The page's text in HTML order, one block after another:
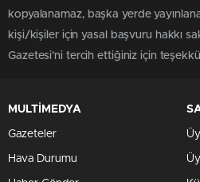
kopyalanamaz, başka yerde
kişi/kişiler için yasal başvuru hakkı
Gazetesi’ni tercih ettiğiniz için
MULTİMEDYA
Gazeteler
Hava Durumu